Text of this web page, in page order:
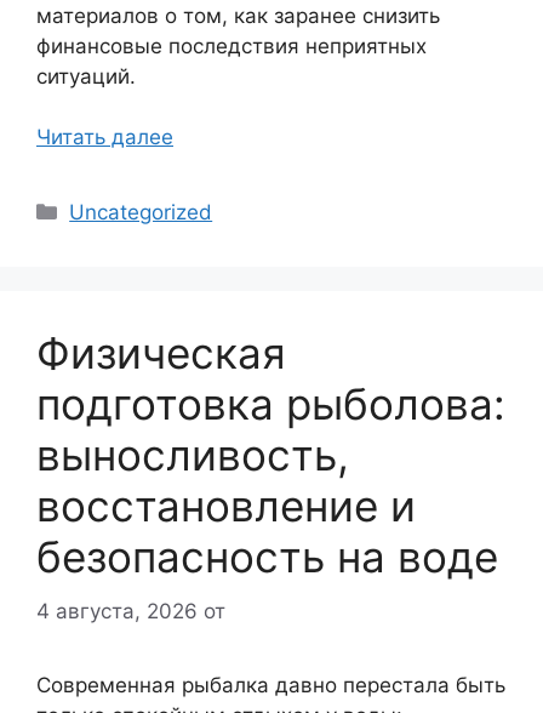
материалов о том, как заранее снизить
финансовые последствия неприятных
ситуаций.
Читать далее
Рубрики
Uncategorized
Физическая
подготовка рыболова:
выносливость,
восстановление и
безопасность на воде
4 августа, 2026 от
Современная рыбалка давно перестала быть